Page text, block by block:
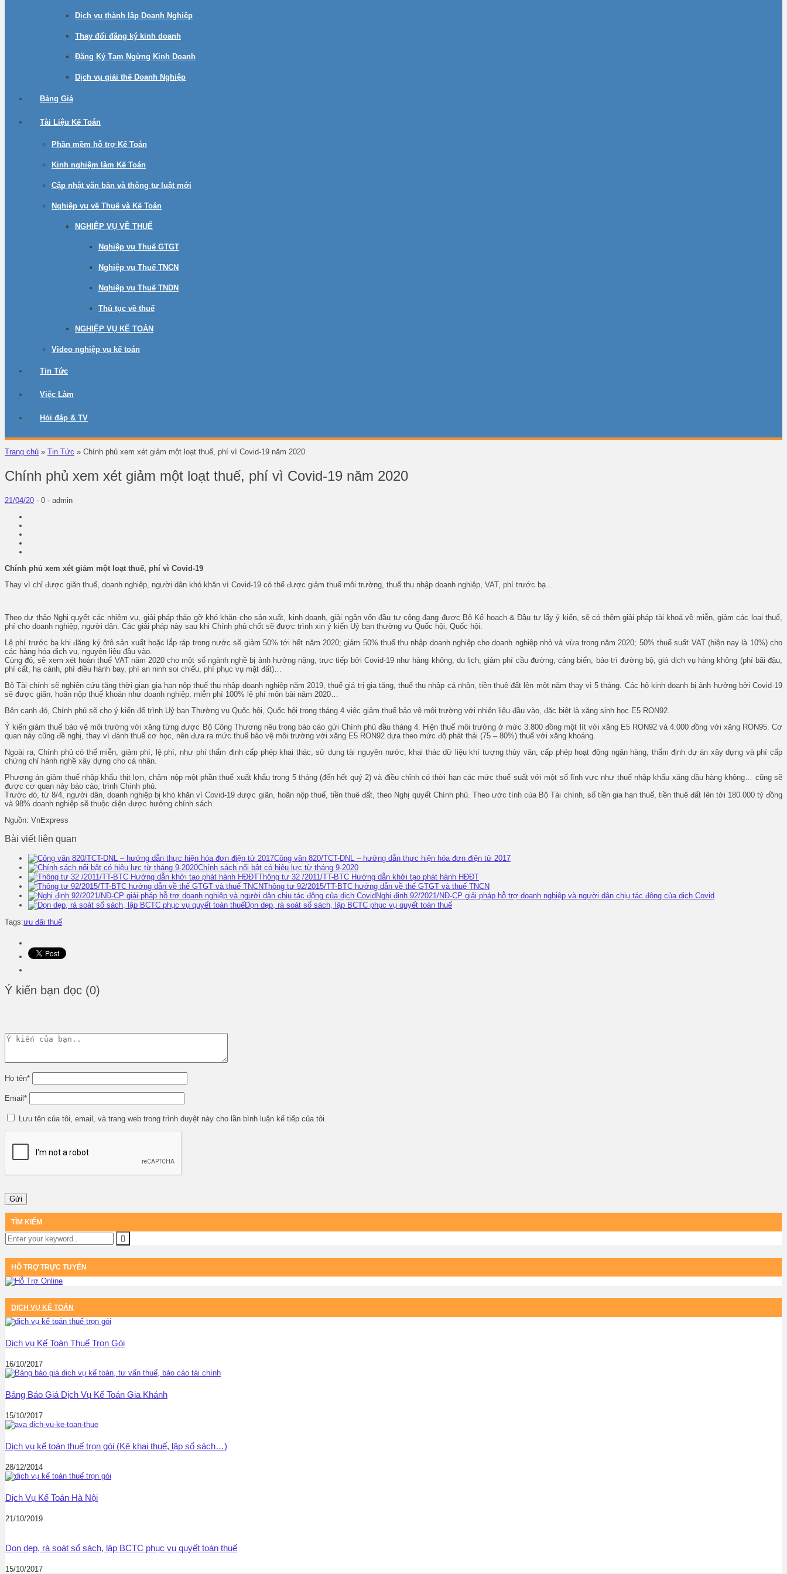
Dịch vụ thành lập Doanh Nghiệp
Thay đổi đăng ký kinh doanh
Đăng Ký Tạm Ngừng Kinh Doanh
Dịch vụ giải thế Doanh Nghiệp
Bảng Giá
Tài Liệu Kế Toán
Phần mềm hỗ trợ Kế Toán
Kinh nghiệm làm Kế Toán
Cập nhật văn bản và thông tư luật mới
Nghiệp vụ về Thuế và Kế Toán
NGHIỆP VỤ VỀ THUẾ
Nghiệp vụ Thuế GTGT
Nghiệp vụ Thuế TNCN
Nghiệp vụ Thuế TNDN
Thủ tục về thuế
NGHIỆP VỤ KẾ TOÁN
Video nghiệp vụ kế toán
Tin Tức
Việc Làm
Hỏi đáp & TV
Trang chủ » Tin Tức » Chính phủ xem xét giảm một loạt thuế, phí vì Covid-19 năm 2020
Chính phủ xem xét giảm một loạt thuế, phí vì Covid-19 năm 2020
21/04/20 - 0 - admin
Chính phủ xem xét giảm một loạt thuế, phí vì Covid-19
Thay vì chỉ được giãn thuế, doanh nghiệp, người dân khó khăn vì Covid-19 có thể được giảm thuế môi trường, thuế thu nhập doanh nghiệp, VAT, phí trước bạ…
Theo dự thảo Nghị quyết các nhiệm vụ, giải pháp tháo gỡ khó khăn cho sản xuất, kinh doanh, giải ngân vốn đầu tư công đang được Bộ Kế hoạch & Đầu tư lấy ý kiến, sẽ có thêm giải pháp tài khoá về miễn, giảm các loại thuế,
phí cho doanh nghiệp, người dân. Các giải pháp này sau khi Chính phủ chốt sẽ được trình xin ý kiến Uỷ ban thường vụ Quốc hội, Quốc hội.
Lệ phí trước bạ khi đăng ký ôtô sản xuất hoặc lắp ráp trong nước sẽ giảm 50% tới hết năm 2020; giảm 50% thuế thu nhập doanh nghiệp cho doanh nghiệp nhỏ và vừa trong năm 2020; 50% thuế suất VAT (hiện nay là 10%) cho
các hàng hóa dịch vụ, nguyên liệu đầu vào.
Cùng đó, sẽ xem xét hoàn thuế VAT năm 2020 cho một số ngành nghề bị ảnh hưởng nặng, trực tiếp bởi Covid-19 như hàng không, du lịch; giảm phí cầu đường, cảng biển, bảo trì đường bộ, giá dịch vụ hàng không (phí bãi đậu,
phí cất, hạ cánh, phí điều hành bay, phí an ninh soi chiếu, phí phục vụ mặt đất)…
Bộ Tài chính sẽ nghiên cứu tăng thời gian gia hạn nộp thuế thu nhập doanh nghiệp năm 2019, thuế giá trị gia tăng, thuế thu nhập cá nhân, tiền thuê đất lên một năm thay vì 5 tháng. Các hộ kinh doanh bị ảnh hưởng bởi Covid-19
sẽ được giãn, hoãn nộp thuế khoán như doanh nghiệp; miễn phí 100% lệ phí môn bài năm 2020…
Bên cạnh đó, Chính phủ sẽ cho ý kiến để trình Uỷ ban Thường vụ Quốc hội, Quốc hội trong tháng 4 việc giảm thuế bảo vệ môi trường với nhiên liệu đầu vào, đặc biệt là xăng sinh học E5 RON92.
Ý kiến giảm thuế bảo vệ môi trường với xăng từng được Bộ Công Thương nêu trong báo cáo gửi Chính phủ đầu tháng 4. Hiện thuế môi trường ở mức 3.800 đồng một lít với xăng E5 RON92 và 4.000 đồng với xăng RON95. Cơ
quan này cũng đề nghị, thay vì đánh thuế cơ học, nên đưa ra mức thuế bảo vệ môi trường với xăng E5 RON92 dựa theo mức độ phát thải (75 – 80%) thuế với xăng khoáng.
Ngoài ra, Chính phủ có thể miễn, giảm phí, lệ phí, như phí thẩm định cấp phép khai thác, sử dụng tài nguyên nước, khai thác dữ liệu khí tượng thủy văn, cấp phép hoạt động ngân hàng, thẩm định dự án xây dựng và phí cấp
chứng chỉ hành nghề xây dựng cho cá nhân.
Phương án giảm thuế nhập khẩu thịt lợn, chậm nộp một phần thuế xuất khẩu trong 5 tháng (đến hết quý 2) và điều chỉnh có thời hạn các mức thuế suất với một số lĩnh vực như thuế nhập khẩu xăng dầu hàng không… cũng sẽ
được cơ quan này báo cáo, trình Chính phủ.
Trước đó, từ 8/4, người dân, doanh nghiệp bị khó khăn vì Covid-19 được giãn, hoãn nộp thuế, tiền thuê đất, theo Nghị quyết Chính phủ. Theo ước tính của Bộ Tài chính, số tiền gia hạn thuế, tiền thuê đất lên tới 180.000 tỷ đồng
và 98% doanh nghiệp sẽ thuộc diện được hưởng chính sách.
Nguồn: VnExpress
Bài viết liên quan
Công văn 820/TCT-DNL – hướng dẫn thực hiện hóa đơn điện tử 2017
Chính sách nổi bật có hiệu lực từ tháng 9-2020
Thông tư 32 /2011/TT-BTC Hướng dẫn khởi tạo phát hành HĐĐT
Thông tư 92/2015/TT-BTC hướng dẫn về thế GTGT và thuế TNCN
Nghị định 92/2021/NĐ-CP giải pháp hỗ trợ doanh nghiệp và người dân chịu tác động của dịch Covid
Dọn dẹp, rà soát sổ sách, lập BCTC phục vụ quyết toán thuế
Tags:ưu đãi thuế
Ý kiến bạn đọc (0)
Họ tên*
Email *
Lưu tên của tôi, email, và trang web trong trình duyệt này cho lần bình luận kế tiếp của tôi.
TÌM KIẾM
HỖ TRỢ TRỰC TUYẾN
DỊCH VỤ KẾ TOÁN
Dịch vụ Kế Toán Thuế Trọn Gói
16/10/2017
Bảng Báo Giá Dịch Vụ Kế Toán Gia Khánh
15/10/2017
Dịch vụ kế toán thuế trọn gói (Kê khai thuế, lập sổ sách…)
28/12/2014
Dịch Vụ Kế Toán Hà Nội
21/10/2019
Dọn dẹp, rà soát sổ sách, lập BCTC phục vụ quyết toán thuế
15/10/2017